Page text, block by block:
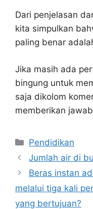
Dari penjelasan
kita simpulkan
paling benar
Jika masih ada
bingung untuk
saja dikolom
memberikan
Kategori
Pendidikan
Jumlah air di
Beras instan
melalui tiga kali
yang bertujuan?